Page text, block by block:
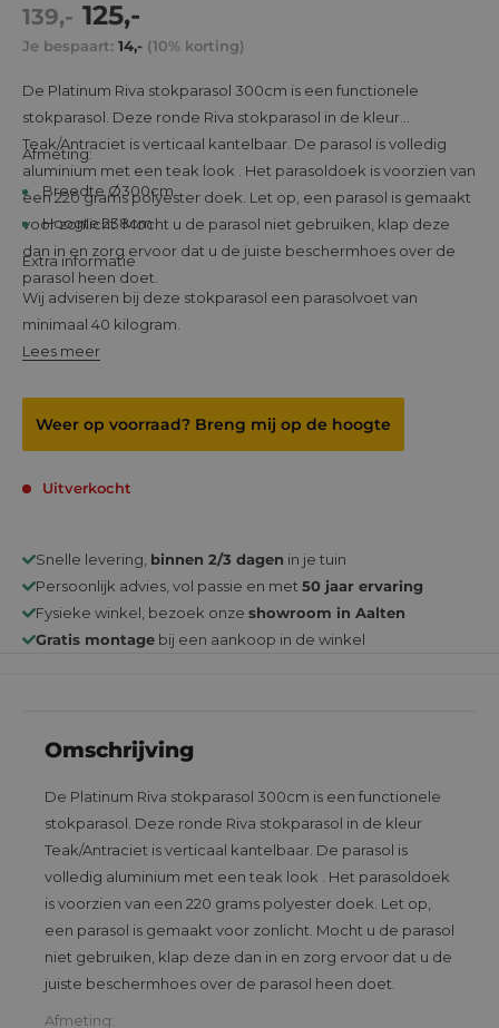
Normale
prijs
139,- Actie
prijs
125,-
Je bespaart: 14,- (10% korting)
De Platinum Riva stokparasol 300cm is een functionele
stokparasol. Deze ronde Riva stokparasol in de kleur
Teak/Antraciet is verticaal kantelbaar. De parasol is volledig
aluminium met een teak look . Het parasoldoek is voorzien van
een 220 grams polyester doek. Let op, een parasol is gemaakt
voor zonlicht. Mocht u de parasol niet gebruiken, klap deze
dan in en zorg ervoor dat u de juiste beschermhoes over de
parasol heen doet.
Afmeting:
Breedte Ø300cm
Hoogte 238cm
Extra informatie
Wij adviseren bij deze stokparasol een parasolvoet van
minimaal 40 kilogram.
Lees meer
Weer op voorraad? Breng mij op de hoogte
Uitverkocht
Snelle levering, binnen 2/3 dagen in je tuin
Persoonlijk advies, vol passie en met 50 jaar ervaring
Fysieke winkel, bezoek onze showroom in Aalten
Gratis montage bij een aankoop in de winkel
Omschrijving
De Platinum Riva stokparasol 300cm is een functionele
stokparasol. Deze ronde Riva stokparasol in de kleur
Teak/Antraciet is verticaal kantelbaar. De parasol is
volledig aluminium met een teak look . Het parasoldoek
is voorzien van een 220 grams polyester doek. Let op,
een parasol is gemaakt voor zonlicht. Mocht u de parasol
niet gebruiken, klap deze dan in en zorg ervoor dat u de
juiste beschermhoes over de parasol heen doet.
Afmeting: